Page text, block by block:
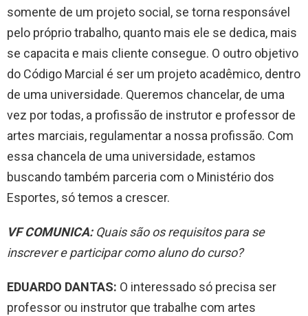
somente de um projeto social, se torna responsável
pelo próprio trabalho, quanto mais ele se dedica, mais
se capacita e mais cliente consegue. O outro objetivo
do Código Marcial é ser um projeto acadêmico, dentro
de uma universidade. Queremos chancelar, de uma
vez por todas, a profissão de instrutor e professor de
artes marciais, regulamentar a nossa profissão. Com
essa chancela de uma universidade, estamos
buscando também parceria com o Ministério dos
Esportes, só temos a crescer.
VF COMUNICA:Quais são os requisitos para se
inscrever e participar como aluno do curso?
EDUARDO DANTAS: O interessado só precisa ser
professor ou instrutor que trabalhe com artes